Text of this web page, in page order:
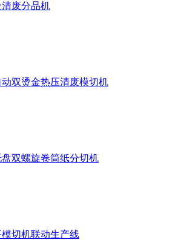
废分品机
双烫金热压清废模切机
双螺旋卷筒纸分切机
切机联动生产线